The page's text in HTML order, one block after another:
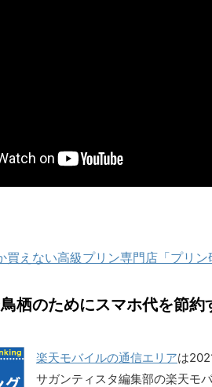
買えない高級プリン専門店「プリン
栖のためにスマホ代を節
楽天モバイルの通信エリアは
サガンティスタ編集部の楽天モ